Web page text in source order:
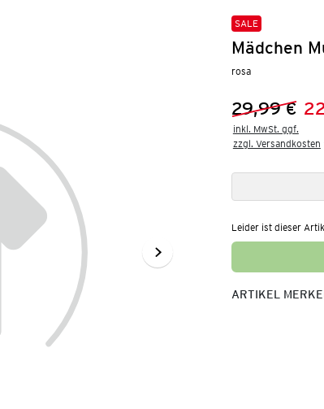
SALE
Mädchen
rosa
Vorheriger
29,99 €
Neuer
inkl. MwSt. ggf.
zzgl. Versandkosten
Leider ist dieser
ARTIKEL